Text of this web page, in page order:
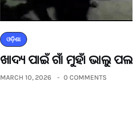
ଓଡ଼ିଶା
ଖାଦ୍ୟ ପାଇଁ ଗାଁ ମୁହାଁ ଭାଲୁ ପଲ
MARCH 10, 2026 0 COMMENTS